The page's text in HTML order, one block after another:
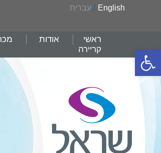
פתח סרגל נגישות
English
/ עברית
ראשי אודות
קריירה